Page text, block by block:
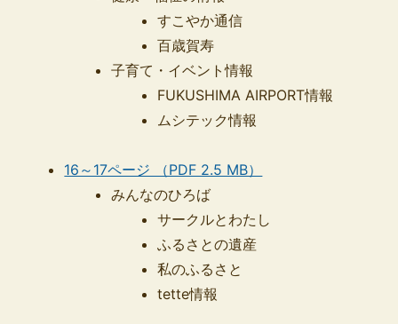
すこやか通信
百歳賀寿
子育て・イベント情報
FUKUSHIMA AIRPORT情報
ムシテック情報
16～17ページ （PDF 2.5 MB）
​​​​​​​みんなのひろば
サークルとわたし
ふるさとの遺産
私のふるさと
tette情報